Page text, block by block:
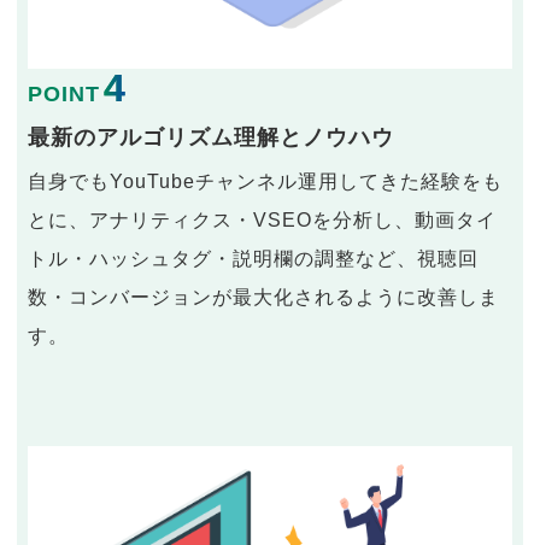
POINT 4
最新のアルゴリズム理解とノウハウ
自身でもYouTubeチャンネル運用してきた経験をも
とに、アナリティクス・VSEOを分析し、動画タイ
トル・ハッシュタグ・説明欄の調整など、視聴回
数・コンバージョンが最大化されるように改善しま
す。